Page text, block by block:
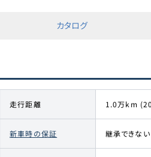
カタログ
走行距離 1.0万km
新車時の保証 継承できない